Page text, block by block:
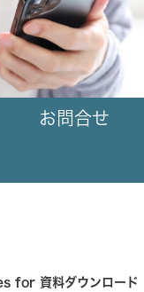
お問合せ
for 資料ダウンロード